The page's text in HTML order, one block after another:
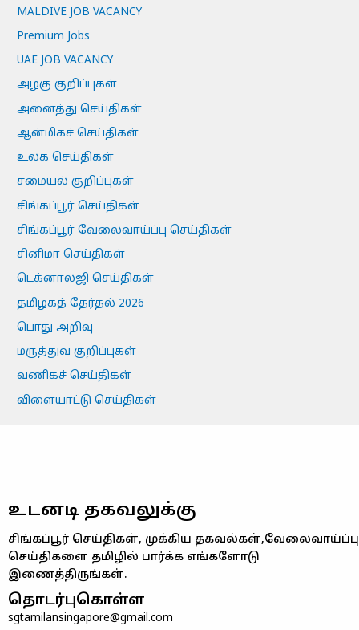
MALDIVE JOB VACANCY
Premium Jobs
UAE JOB VACANCY
அழகு குறிப்புகள்
அனைத்து செய்திகள்
ஆன்மிகச் செய்திகள்
உலக செய்திகள்
சமையல் குறிப்புகள்
சிங்கப்பூர் செய்திகள்
சிங்கப்பூர் வேலைவாய்ப்பு செய்திகள்
சினிமா செய்திகள்
டெக்னாலஜி செய்திகள்
தமிழகத் தேர்தல் 2026
பொது அறிவு
மருத்துவ குறிப்புகள்
வணிகச் செய்திகள்
விளையாட்டு செய்திகள்
உடனடி தகவலுக்கு
சிங்கப்பூர் செய்திகள், முக்கிய தகவல்கள்,வேலைவாய்ப்பு
செய்திகளை தமிழில் பார்க்க எங்களோடு
இணைத்திருங்கள்.
தொடர்புகொள்ள
sgtamilansingapore@gmail.com